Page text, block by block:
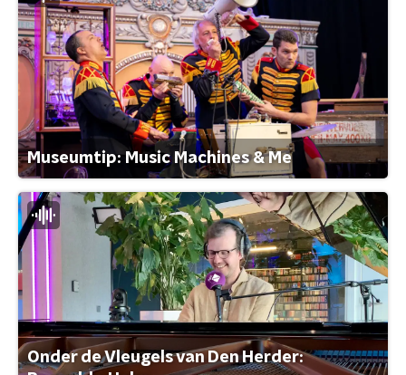
Museumtip: Music Machines & Me
Onder de Vleugels van Den Herder: